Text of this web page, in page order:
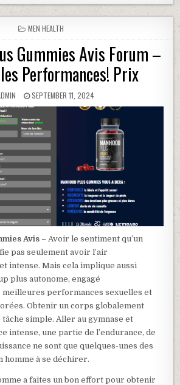
POSTED IN
MEN HEALTH
Gummies Avis Forum –
Performances! Prix
PUBLISHED DATE:
SEPTEMBER 11, 2024
Avis – Avoir le sentiment qu’un
pas seulement avoir l’air
intense. Mais cela implique aussi
plus autonome, engagé
meilleures performances sexuelles et
Obtenir un corps globalement
tâche simple. Aller au gymnase et
intense, une partie de l’endurance, de
ne sont que quelques-unes des
homme à se déchirer.
a faites un bon effort pour obtenir